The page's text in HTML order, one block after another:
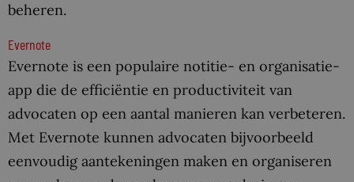
beheren.
Evernote
Evernote is een populaire notitie- en organisatie-
app die de efficiëntie en productiviteit van
advocaten op een aantal manieren kan verbeteren.
Met Evernote kunnen advocaten bijvoorbeeld
eenvoudig aantekeningen maken en organiseren